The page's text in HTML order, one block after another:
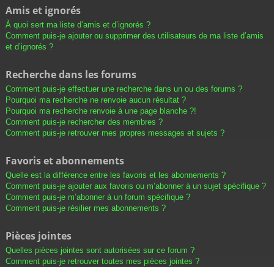
Amis et ignorés
À quoi sert ma liste d’amis et d’ignorés ?
Comment puis-je ajouter ou supprimer des utilisateurs de ma liste d’amis
et d’ignorés ?
Recherche dans les forums
Comment puis-je effectuer une recherche dans un ou des forums ?
Pourquoi ma recherche ne renvoie aucun résultat ?
Pourquoi ma recherche renvoie à une page blanche ?!
Comment puis-je rechercher des membres ?
Comment puis-je retrouver mes propres messages et sujets ?
Favoris et abonnements
Quelle est la différence entre les favoris et les abonnements ?
Comment puis-je ajouter aux favoris ou m’abonner à un sujet spécifique ?
Comment puis-je m’abonner à un forum spécifique ?
Comment puis-je résilier mes abonnements ?
Pièces jointes
Quelles pièces jointes sont autorisées sur ce forum ?
Comment puis-je retrouver toutes mes pièces jointes ?